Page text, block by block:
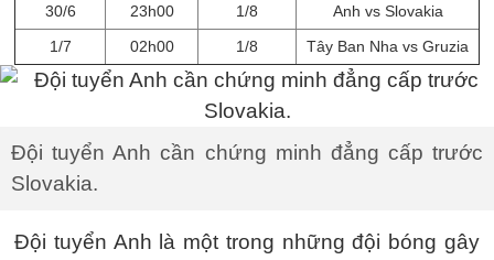
30/6
23h00 1/8
Anh vs Slovakia
1/7
02h00 1/8 Tây Ban Nha vs Gruzia
Đội tuyển Anh cần chứng minh đẳng cấp trước
Slovakia.
Đội tuyển Anh là một trong những đội bóng gây